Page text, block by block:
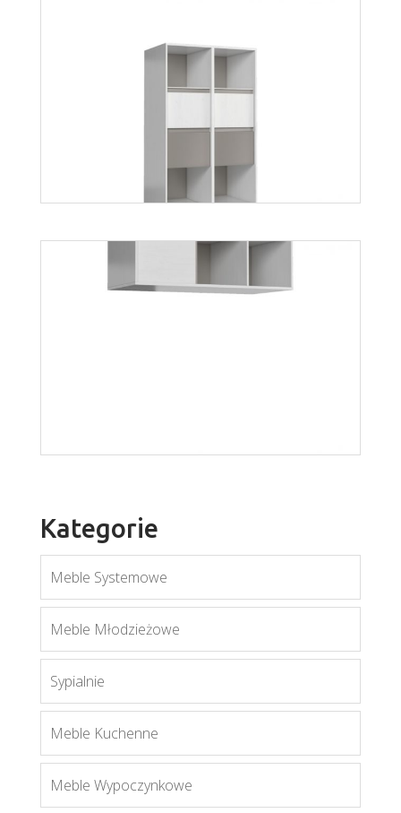
Mobi MO4
Więcej
Więcej
Kategorie
Meble Systemowe
Meble Młodzieżowe
Sypialnie
Meble Kuchenne
Meble Wypoczynkowe